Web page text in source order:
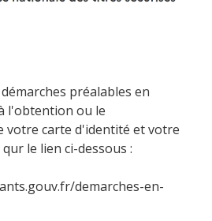
préalables en
l'obtention ou le
votre carte d'identité et votre
le lien ci-dessous :
demarches-en-